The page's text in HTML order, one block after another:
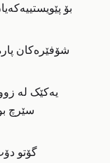
بۆ
شۆفێرەکان
یەکێک لە
سێرچ